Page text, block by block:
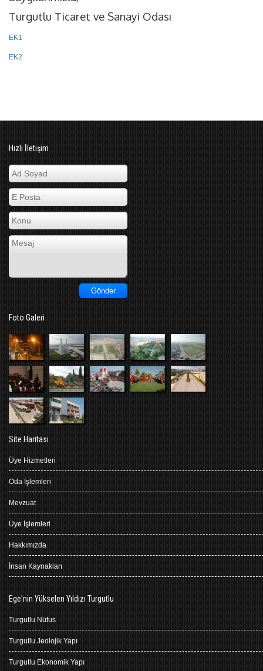
Turgutlu Ticaret ve Sanayi Odası
EK1
EK2
Hızlı İletişim
Foto Galeri
Site Haritası
Üye Hizmetleri
Oda İşlemleri
Mevzuat
Üye İşlemleri
Hakkımızda
İnsan Kaynakları
Ege'nin Yükselen Yıldızı Turgutlu
Turgutlu Nüfus
Turgutlu Jeolojik Yapı
Turgutlu Ekonomik Yapı